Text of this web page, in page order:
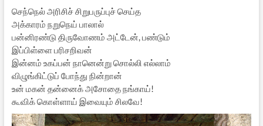
செந்நெல் அரிசிச் சிறுபருப்புச் செய்த
அக்காரம் நறுநெய் பாலால்
பன்னிரண்டு திருவோணம் அட்டேன், பண்டும்
இப்பிள்ளை பரிசறிவன்
இன்னம் உகப்பன் நானென்று சொல்லி எல்லாம்
விழுங்கிட்டுப் போந்து நின்றான்
உன் மகன் தன்னைக் அசோதை நங்காய்!
கூவிக் கொள்ளாய் இவையும் சிலவே!